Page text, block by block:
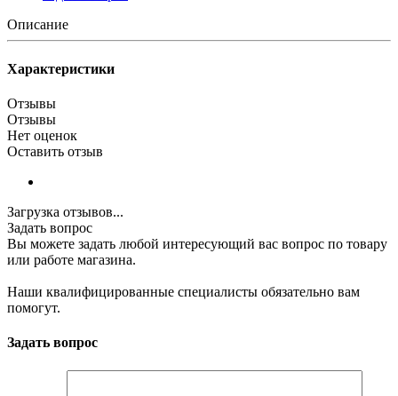
Описание
Характеристики
Отзывы
Отзывы
Нет оценок
Оставить отзыв
Загрузка отзывов...
Задать вопрос
Вы можете задать любой интересующий вас вопрос по товару
или работе магазина.
Наши квалифицированные специалисты обязательно вам
помогут.
Задать вопрос